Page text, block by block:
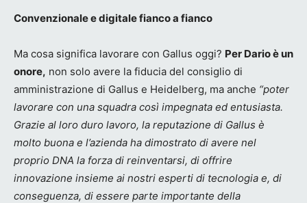
Convenzionale e digitale fianco a fianco
Ma cosa significa lavorare con Gallus oggi? Per Dario è un
onore, non solo avere la fiducia del consiglio di
amministrazione di Gallus e Heidelberg, ma anche “poter
lavorare con una squadra così impegnata ed entusiasta.
Grazie al loro duro lavoro, la reputazione di Gallus è
molto buona e l’azienda ha dimostrato di avere nel
proprio DNA la forza di reinventarsi, di offrire
innovazione insieme ai nostri esperti di tecnologia e, di
conseguenza, di essere parte importante della